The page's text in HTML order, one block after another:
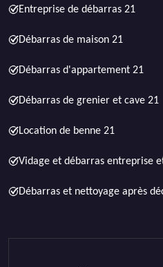
Entreprise de débarras 21
Débarras de maison 21
Débarras d'appartement 21
Débarras de grenier et cave 21
Location de benne 21
Vidage et débarras entreprise
Débarras et nettoyage après